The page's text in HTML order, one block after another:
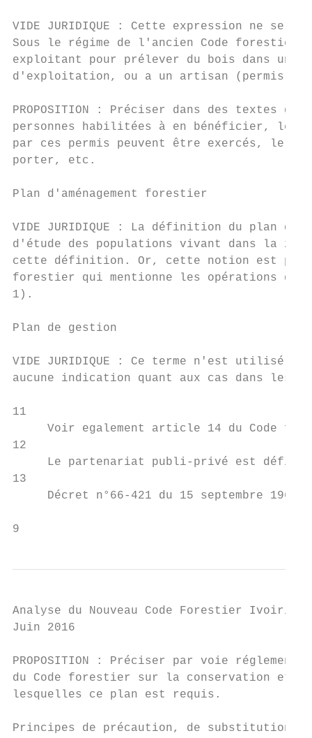
VIDE JURIDIQUE : Cette expression ne
Sous le régime de l'ancien Code forestier
exploitant pour prélever du bois dans une
d'exploitation, ou a un artisan (permis
PROPOSITION : Préciser dans des textes
personnes habilitées à en bénéficier, les
par ces permis peuvent être exercés, le
porter, etc.
Plan d'aménagement forestier
VIDE JURIDIQUE : La définition du plan
d'étude des populations vivant dans la
cette définition. Or, cette notion est
forestier qui mentionne les opérations
1).
Plan de gestion
VIDE JURIDIQUE : Ce terme n'est
aucune indication quant aux cas dans
11
Voir egalement article 14 du Code
12
Le partenariat publi-privé est
13
     Décret n°66-421 du 15 septembre 1966.
9
Analyse du Nouveau Code Forestier Ivoirien
Juin 2016
PROPOSITION : Préciser par voie
du Code forestier sur la conservation et
lesquelles ce plan est requis.
Principes de précaution, de substitution,